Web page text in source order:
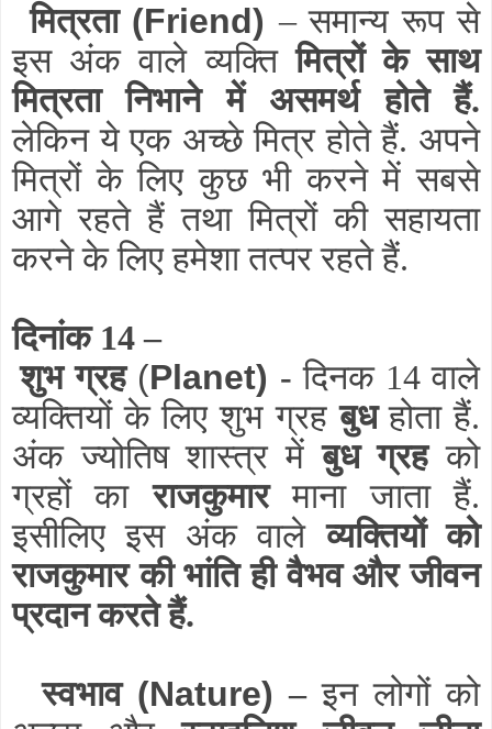
मित्रता (Friend) – समान्य रूप से
इस अंक वाले व्यक्तिमित्रों के साथ
मित्रता निभाने में असमर्थ होते हैं.
लेकिन ये एक अच्छे मित्र होते हैं. अपने
मित्रों के लिए कुछ भी करने में सबसे
आगे रहते हैं तथा मित्रों की सहायता
करने के लिए हमेशा तत्पर रहते हैं.
दिनांक 14 –
शुभ ग्रह (Planet) - दिनक 14 वाले
व्यक्तियों के लिए शुभ ग्रहबुधहोता हैं.
अंक ज्योतिष शास्त्र मेंबुध ग्रहको
ग्रहों काराजकुमारमाना जाता हैं.
इसीलिए इस अंक वालेव्यक्तियों को
राजकुमार की भांति ही वैभव और जीवन
प्रदान करते हैं.
स्वभाव (Nature) –इन लोगों को